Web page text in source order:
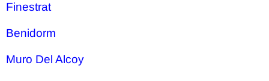
Finestrat
Benidorm
Muro Del Alcoy